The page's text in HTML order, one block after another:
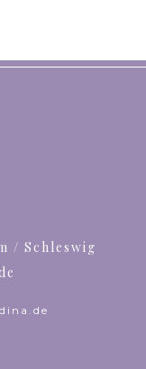
/ Schleswig